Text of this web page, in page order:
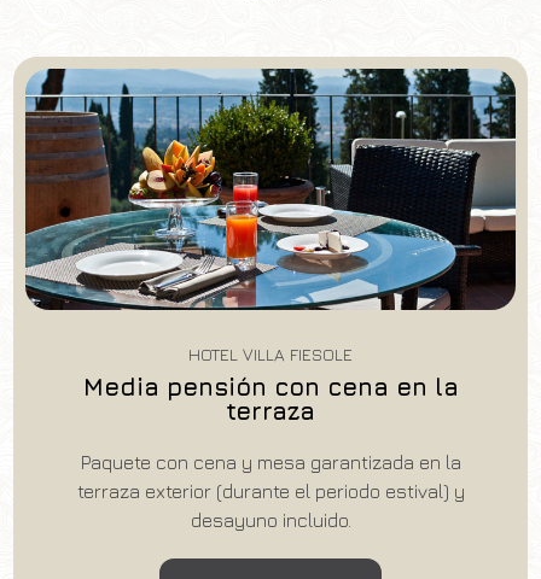
HOTEL VILLA FIESOLE
Media pensión con cena en la
terraza
Paquete con cena y mesa garantizada en la
terraza exterior (durante el periodo estival) y
desayuno incluido.